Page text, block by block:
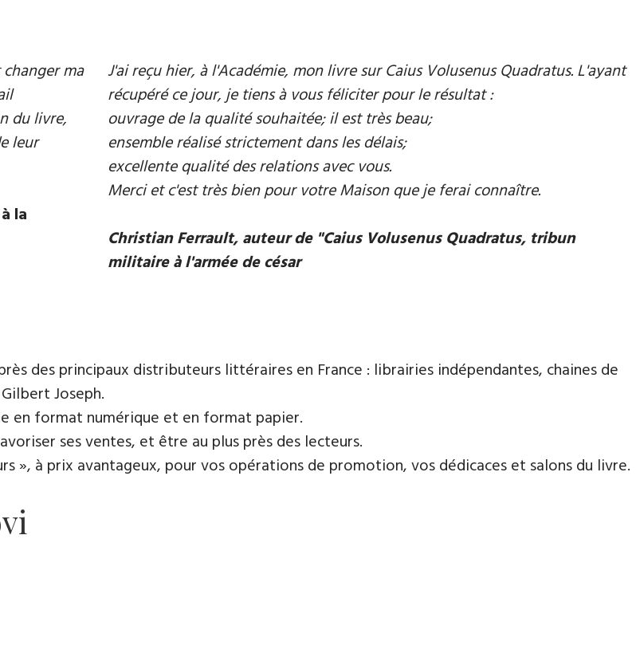
ma
du livre,
leur
la
J'ai reçu hier, à l'Académie, mon livre sur Caius Volusenus Quadratus. L'ayant
récupéré ce jour, je tiens à vous féliciter pour le résultat :
ouvrage de la qualité souhaitée; il est très beau;
ensemble réalisé strictement dans les délais;
excellente qualité des relations avec vous.
Merci et c'est très bien pour votre Maison que je ferai connaître.
Christian Ferrault, auteur de "Caius Volusenus Quadratus, tribun
militaire à l'armée de césar
des principaux distributeurs littéraires en France : librairies indépendantes, chaines de
Joseph.
en format numérique et en format papier.
ses ventes, et être au plus près des lecteurs.
», à prix avantageux, pour vos opérations de promotion, vos dédicaces et salons du livre.